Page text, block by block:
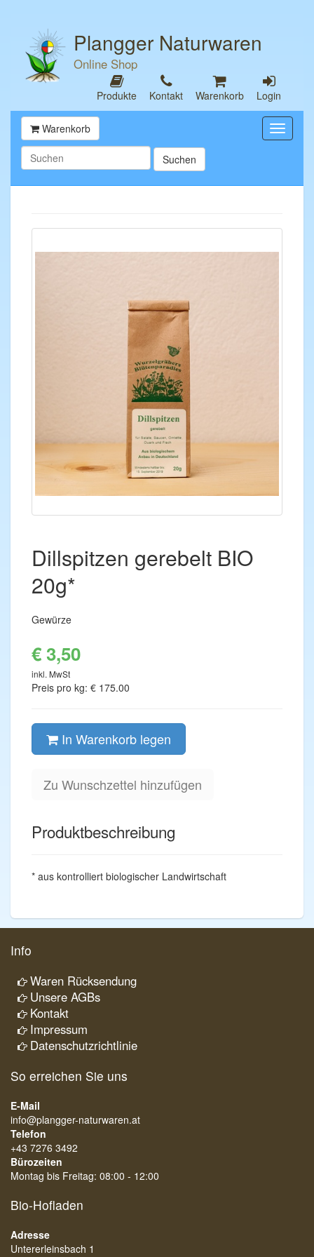
Plangger Naturwaren
Online Shop
Produkte Kontakt Warenkorb Login
Warenkorb
Dillspitzen gerebelt BIO
20g*
Gewürze
€ 3,50
inkl. MwSt
Preis pro kg: € 175.00
In Warenkorb legen
Zu Wunschzettel hinzufügen
Produktbeschreibung
* aus kontrolliert biologischer Landwirtschaft
Info
Waren Rücksendung
Unsere AGBs
Kontakt
Impressum
Datenschutzrichtlinie
So erreichen Sie uns
E-Mail
info@plangger-naturwaren.at
Telefon
+43 7276 3492
Bürozeiten
Montag bis Freitag: 08:00 - 12:00
Bio-Hofladen
Adresse
Untererleinsbach 1